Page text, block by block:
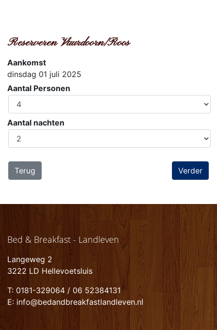
Reserveren Vuurdoorn/Roos
Aankomst
dinsdag 01 juli 2025
Aantal Personen
Aantal nachten
Terug
Bed & Breakfast - Landleven
Langeweg 2
3222 LD Hellevoetsluis
T: 0181-329064 / 06 52384131
E: info@bedandbreakfastlandleven.nl